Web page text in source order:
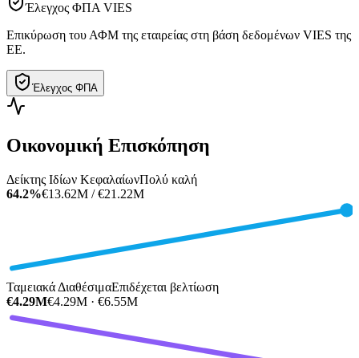
Έλεγχος ΦΠΑ VIES
Επικύρωση του ΑΦΜ της εταιρείας στη βάση δεδομένων VIES της
ΕΕ.
Έλεγχος ΦΠΑ
Οικονομική Επισκόπηση
Δείκτης Ιδίων ΚεφαλαίωνΠολύ καλή
64.2%€13.62M / €21.22M
Ταμειακά ΔιαθέσιμαΕπιδέχεται βελτίωση
€4.29M€4.29M · €6.55M